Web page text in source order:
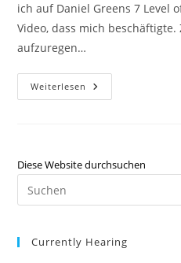
ich auf Daniel Greens 7 Level
Video, dass mich
aufzuregen…
Weiterlesen
Diese Website durchsuchen
Currently Hearing